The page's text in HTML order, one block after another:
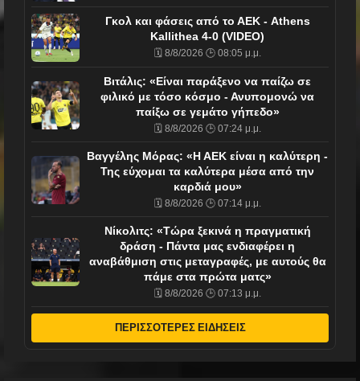
Γκολ και φάσεις από το ΑΕΚ - Athens
Kallithea 4-0 (VIDEO)
🗓️ 8/8/2026 🕒 08:05 μ.μ.
Βιτάλις: «Είναι παράξενο να παίζω σε
φιλικό με τόσο κόσμο - Ανυπομονώ να
παίξω σε γεμάτο γήπεδο»
🗓️ 8/8/2026 🕒 07:24 μ.μ.
Βαγγέλης Μόρας: «Η ΑΕΚ είναι η καλύτερη -
Της εύχομαι τα καλύτερα μέσα από την
καρδιά μου»
🗓️ 8/8/2026 🕒 07:14 μ.μ.
Νίκολιτς: «Τώρα ξεκινά η πραγματική
δράση - Πάντα μας ενδιαφέρει η
αναβάθμιση στις μεταγραφές, με αυτούς θα
πάμε στα πρώτα ματς»
🗓️ 8/8/2026 🕒 07:13 μ.μ.
ΠΕΡΙΣΣΟΤΕΡΕΣ ΕΙΔΗΣΕΙΣ